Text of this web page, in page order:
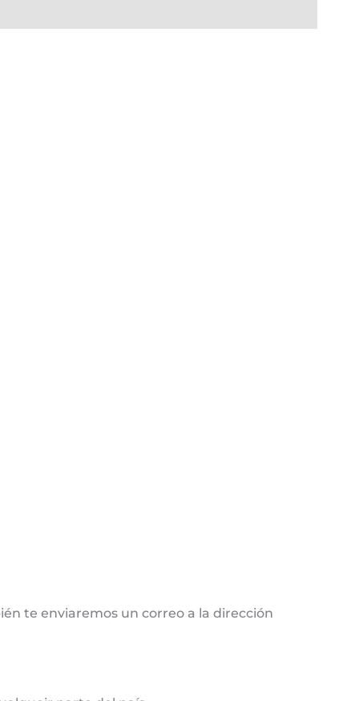
te enviaremos un correo a la dirección